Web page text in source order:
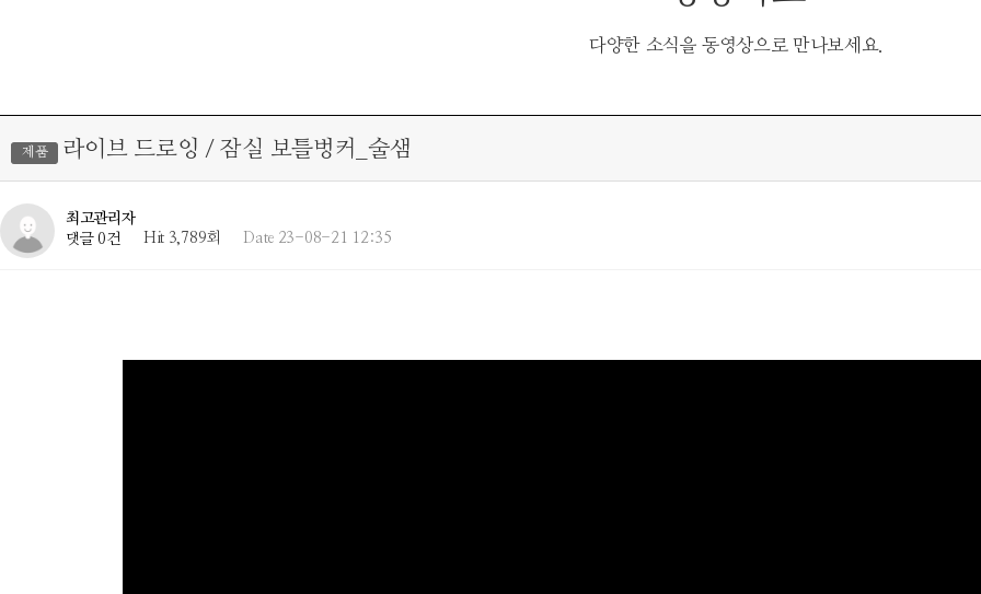
다양한 소식을 동영상으로 만나보세요.
제품 라이브 드로잉 / 잠실 보틀벙커_술샘
최고관리자
댓글 0건
Hit 3,789회 Date 23-08-21 12:35